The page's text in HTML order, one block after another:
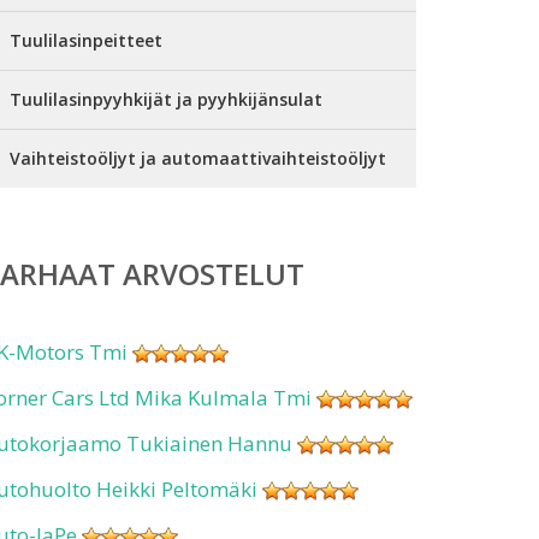
Tuulilasinpeitteet
Tuulilasinpyyhkijät ja pyyhkijänsulat
Vaihteistoöljyt ja automaattivaihteistoöljyt
ARVOSTELUT
Motors Tmi
Cars Ltd Mika Kulmala Tmi
Tukiainen Hannu
Heikki Peltomäki